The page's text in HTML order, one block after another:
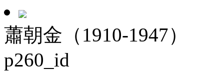
蕭朝金（1910-1947）
p260_id